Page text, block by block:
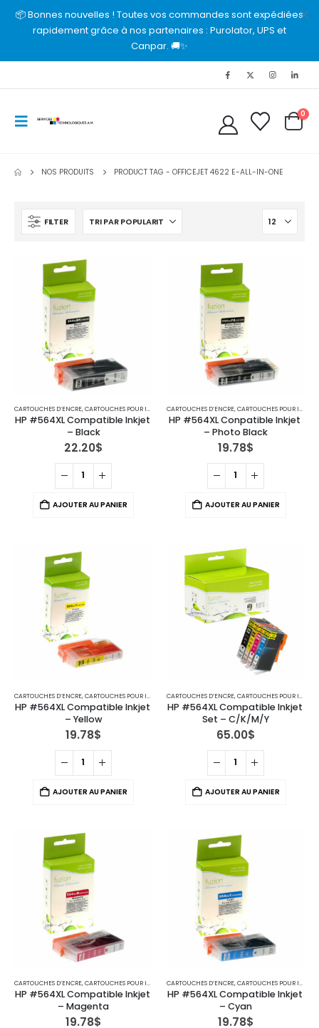
📦 Bonnes nouvelles ! Toutes vos commandes sont expédiées
rapidement grâce à nos partenaires : Purolator, UPS et
Canpar. 🚚✨
0
NOS PRODUITS PRODUCT TAG -OFFICEJET 4622 E-ALL-IN-ONE
FILTER
CARTOUCHES D’ENCRE,CARTOUCHES POUR IMPRIMANTES HP
HP #564XL Compatible Inkjet
– Black
22.20$
AJOUTER AU PANIER
CARTOUCHES D’ENCRE,CARTOUCHES POUR IMPRIMANTES HP
HP #564XL Conpatible Inkjet
– Photo Black
19.78$
AJOUTER AU PANIER
CARTOUCHES D’ENCRE,CARTOUCHES POUR IMPRIMANTES HP
HP #564XL Compatible Inkjet
– Yellow
19.78$
AJOUTER AU PANIER
CARTOUCHES D’ENCRE,CARTOUCHES POUR IMPRIMANTES HP
HP #564XL Compatible Inkjet
Set – C/K/M/Y
65.00$
AJOUTER AU PANIER
CARTOUCHES D’ENCRE,CARTOUCHES POUR IMPRIMANTES HP
HP #564XL Compatible Inkjet
– Magenta
19.78$
CARTOUCHES D’ENCRE,CARTOUCHES POUR IMPRIMANTES HP
HP #564XL Compatible Inkjet
– Cyan
19.78$